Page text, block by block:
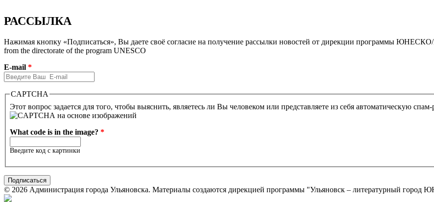
РАССЫЛКА
Нажимая кнопку «Подписаться», Вы даете своё согласие на получение рассылки новостей от дирекции программы ЮНЕСКО/
from the directorate of the program UNESCO
E-mail *
CAPTCHA
Этот вопрос задается для того, чтобы выяснить, являетесь ли Вы человеком или представляете из себя автоматическую спам-
What code is in the image? *
Введите код с картинки
© 2026 Администрация города Ульяновска. Материалы создаются дирекцией программы "Ульяновск – литературный